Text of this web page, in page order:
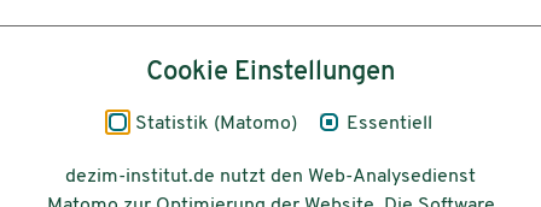
Impressum
Datenschutz
Cookie Einstellungen
Statistik (Matomo) Essentiell
dezim-institut.de nutzt den Web-Analysedienst